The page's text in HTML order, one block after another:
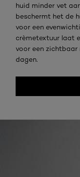
huid minder vet
beschermt het de
voor een
crèmetextuur laat
voor een zichtbaar
dagen.